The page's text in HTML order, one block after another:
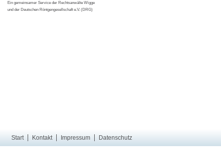
Ein gemeinsamer Service der Rechtsanwälte Wigge
und der Deutschen Röntgengesellschaft e.V. (DRG)
Start Kontakt Impressum Datenschutz